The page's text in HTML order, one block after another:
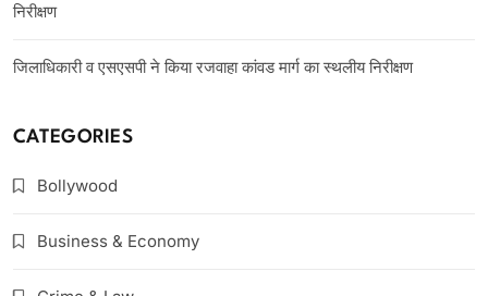
निरीक्षण
जिलाधिकारी व एसएसपी ने किया रजवाहा कांवड मार्ग का स्थलीय निरीक्षण
CATEGORIES
Bollywood
Business & Economy